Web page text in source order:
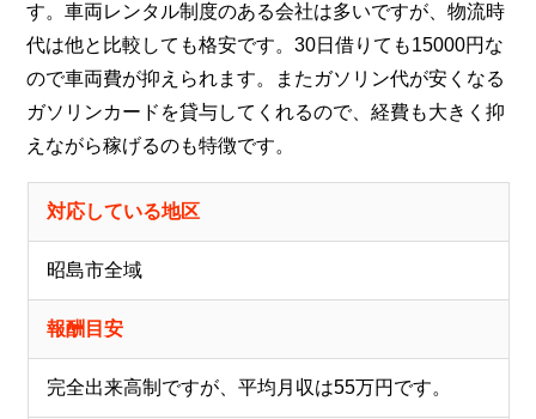
す。車両レンタル制度のある会社は多いですが、物流時
代は他と比較しても格安です。30日借りても15000円な
ので車両費が抑えられます。またガソリン代が安くなる
ガソリンカードを貸与してくれるので、経費も大きく抑
えながら稼げるのも特徴です。
対応している地区
昭島市全域
報酬目安
完全出来高制ですが、平均月収は55万円です。